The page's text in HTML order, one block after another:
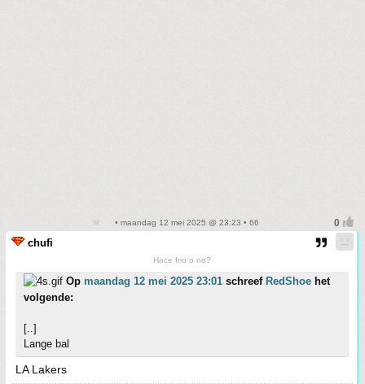
• maandag 12 mei 2025 @ 23:23 • 66
chufi
Hace frio o no?
Op maandag 12 mei 2025 23:01 schreef RedShoe het
volgende:
[..]
Lange bal
LA Lakers